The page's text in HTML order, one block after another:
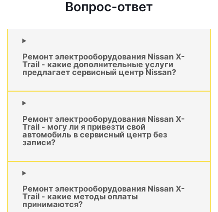
Вопрос-ответ
Ремонт электрооборудования Nissan X-
Trail - какие дополнительные услуги
предлагает сервисный центр Nissan?
Ремонт электрооборудования Nissan X-
Trail - могу ли я привезти свой
автомобиль в сервисный центр без
записи?
Ремонт электрооборудования Nissan X-
Trail - какие методы оплаты
принимаются?